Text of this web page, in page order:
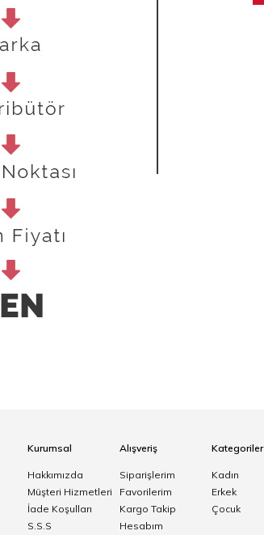
Kurumsal
Hakkımızda
Müşteri Hizmetleri
İade Koşulları
S.S.S
Alışveriş
Siparişlerim
Favorilerim
Kargo Takip
Hesabım
Kategoriler
Kadın
Erkek
Çocuk